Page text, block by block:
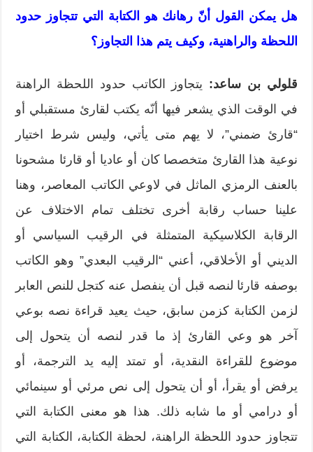
هل يمكن القول أنّ رهانك هو الكتابة التي تتجاوز حدود
اللحظة والراهنية، وكيف يتم هذا التجاوز؟
قلولي بن ساعد: يتجاوز الكاتب حدود اللحظة الراهنة
في الوقت الذي يشعر فيها أنّه يكتب لقارئ مستقبلي أو
“قارئ ضمني”، لا يهم متى يأتي، وليس شرط اختيار
نوعية هذا القارئ متخصصا كان أو عاديا أو قارئا مشحونا
بالعنف الرمزي الماثل في لاوعي الكاتب المعاصر، وهنا
علينا حساب رقابة أخرى تختلف تمام الاختلاف عن
الرقابة الكلاسيكية المتمثلة في الرقيب السياسي أو
الديني أو الأخلاقي، أعني “الرقيب البعدي” وهو الكاتب
بوصفه قارئا لنصه قبل أن ينفصل عنه كتجل للنص العابر
لزمن الكتابة كزمن سابق، حيث يعيد قراءة نصه بوعي
آخر هو وعي القارئ إذ ما قدر لنصه أن يتحول إلى
موضوع للقراءة النقدية، أو تمتد إليه يد الترجمة، أو
يرفض أو يقرأ، أو أن يتحول إلى نص مرئي أو سينمائي
أو درامي أو ما شابه ذلك. هذا هو معنى الكتابة التي
تتجاوز حدود اللحظة الراهنة، لحظة الكتابة، الكتابة التي